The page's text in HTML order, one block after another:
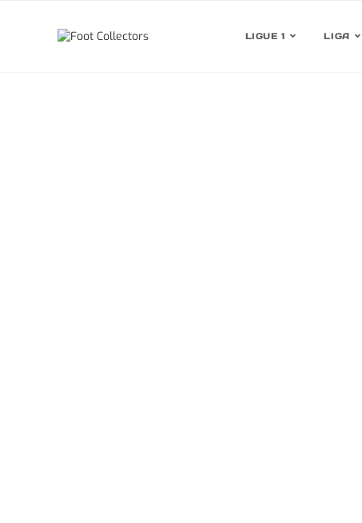
LIGUE 1 LIGA